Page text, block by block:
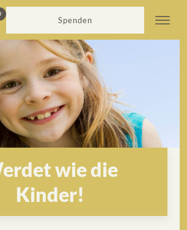
Spenden
wie die
Kinder!